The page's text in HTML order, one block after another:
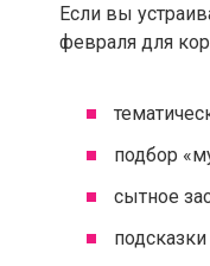
Если вы
февраля для
подбор
сытное